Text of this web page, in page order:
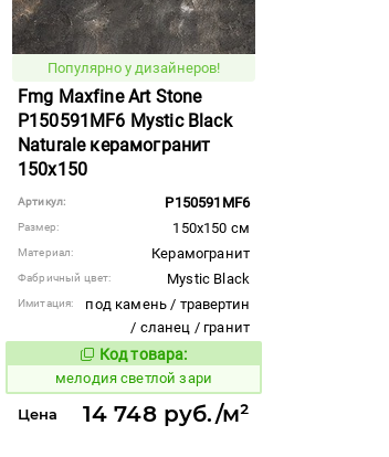
Популярно у дизайнеров!
Fmg Maxfine Art Stone
P150591MF6 Mystic Black
Naturale керамогранит
150x150
Артикул: P150591MF6
Размер: 150x150 см
Материал: Керамогранит
Фабричный цвет: Mystic Black
Имитация:
под камень / травертин
/ сланец / гранит
Код товара:
963528 Код товара:
мелодия светлой зари
Цена 14 748 руб./м²